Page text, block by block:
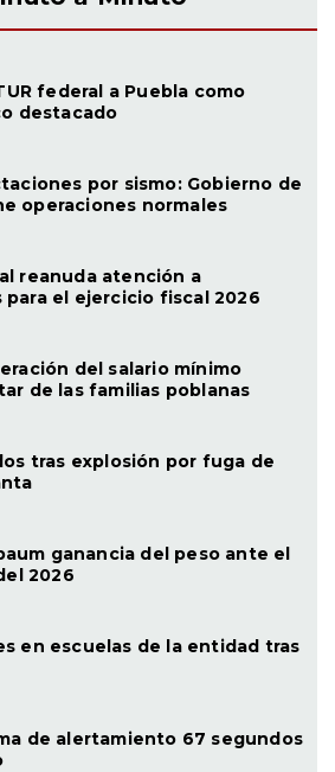
federal a Puebla como
destacado
por sismo: Gobierno de
operaciones normales
reanuda atención a
el ejercicio fiscal 2026
del salario mínimo
de las familias poblanas
tras explosión por fuga de
ganancia del peso ante el
2026
en escuelas de la entidad tras
de alertamiento 67 segundos